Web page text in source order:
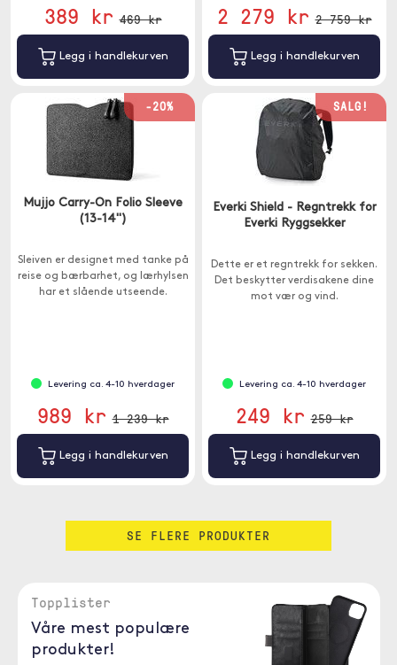
389 kr 469 kr
Legg i handlekurven
2 279 kr 2 759 kr
Legg i handlekurven
-20%
Mujjo Carry-On Folio Sleeve
(13-14")
Sleiven er designet med tanke på
reise og bærbarhet, og lærhylsen
har et slående utseende.
Levering ca. 4-10 hverdager
989 kr 1 239 kr
Legg i handlekurven
SALG!
Everki Shield - Regntrekk for
Everki Ryggsekker
Dette er et regntrekk for sekken.
Det beskytter verdisakene dine
mot vær og vind.
Levering ca. 4-10 hverdager
249 kr 259 kr
Legg i handlekurven
SE FLERE PRODUKTER
Topplister
Våre mest populære
produkter!